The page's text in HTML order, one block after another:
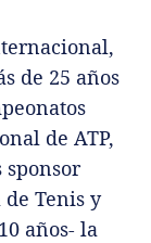
de 25 años
de ATP,
sponsor
Tenis y
años- la